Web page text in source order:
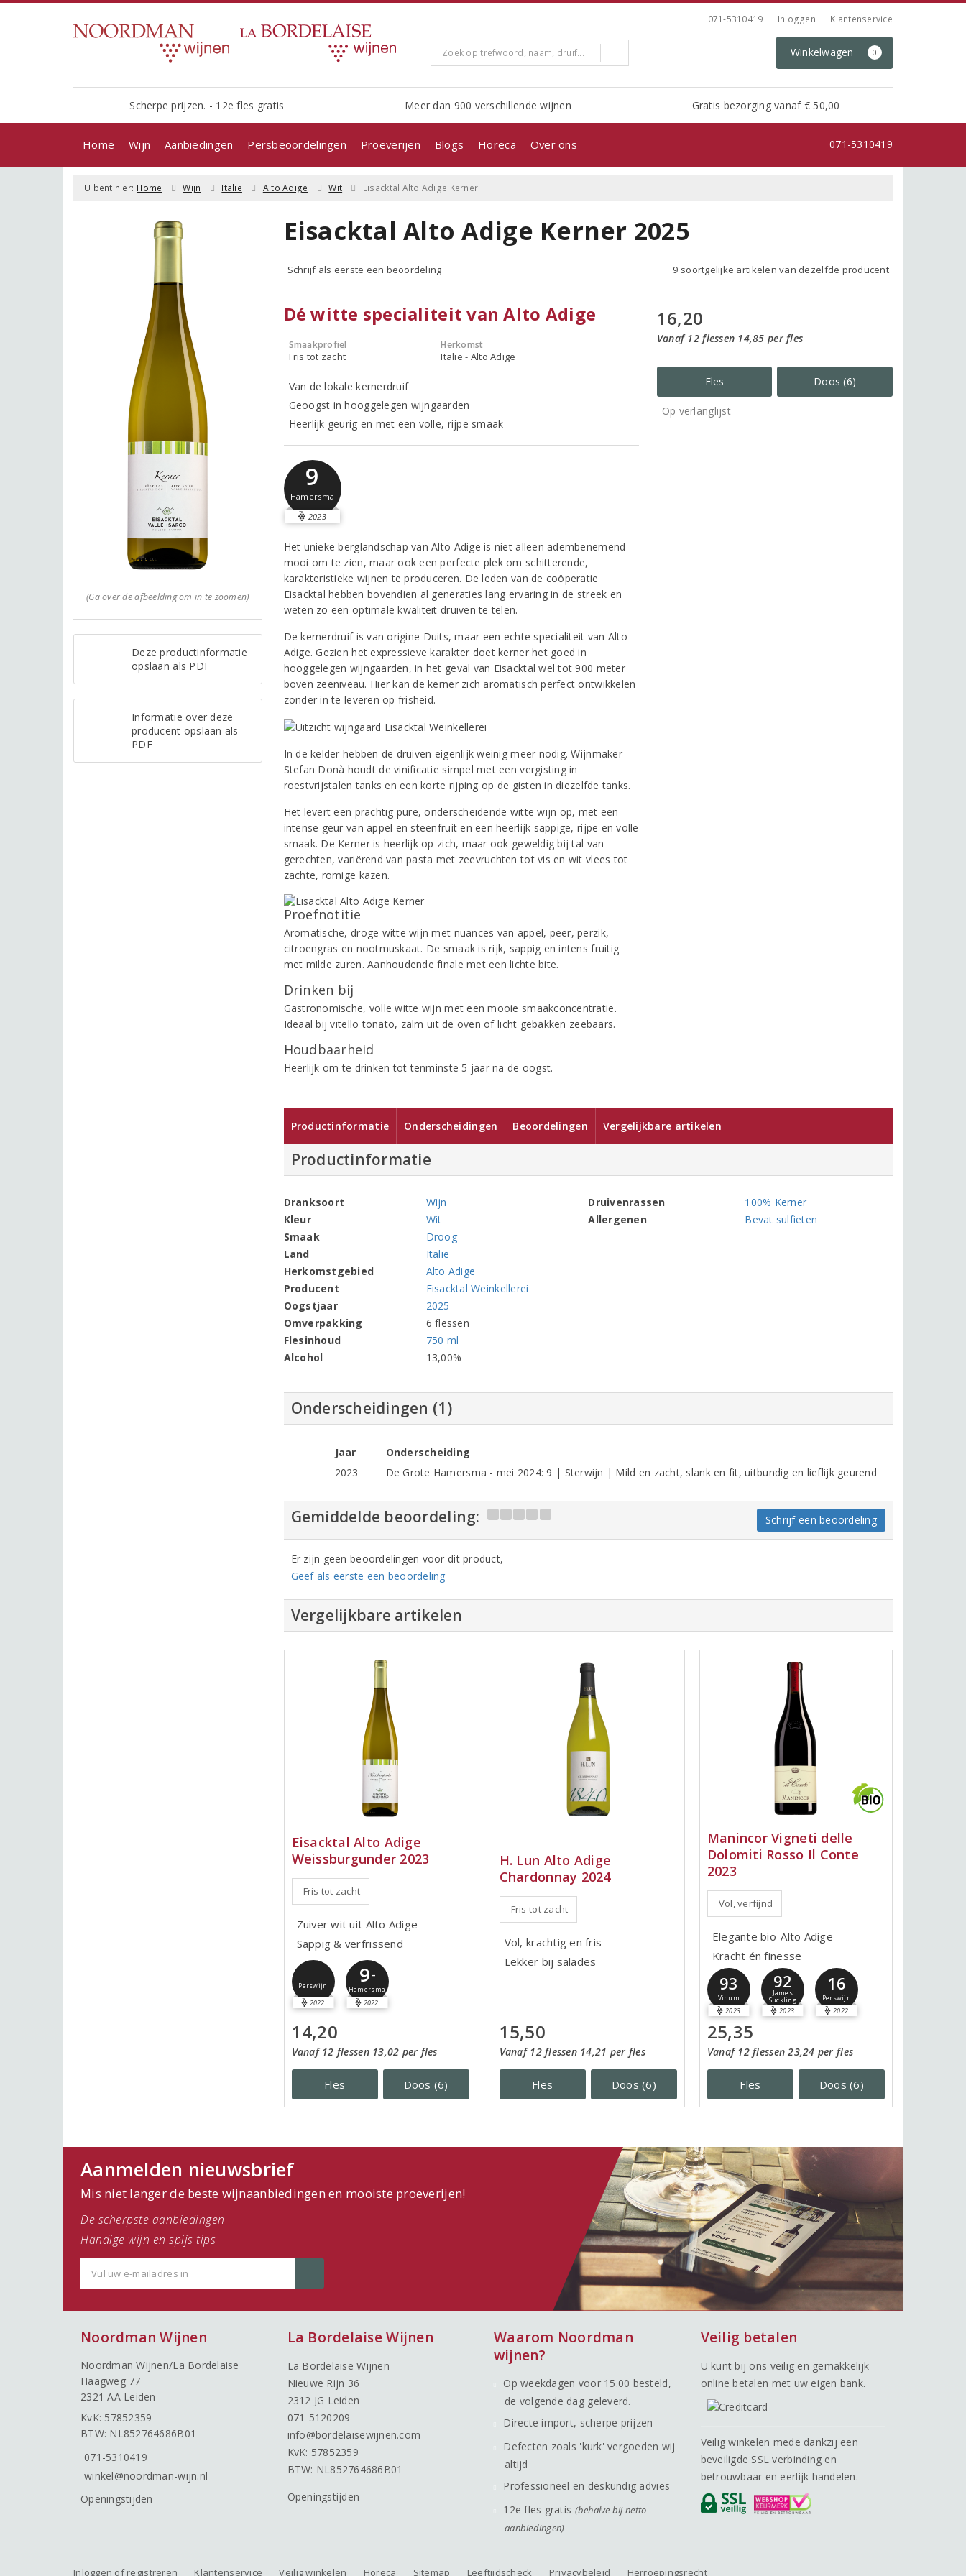
071-5310419 Inloggen Klantenservice
Winkelwagen 0
Scherpe prijzen. - 12e fles gratis Meer dan 900 verschillende wijnen Gratis bezorging vanaf € 50,00
Home Wijn Aanbiedingen Persbeoordelingen Proeverijen Blogs Horeca Over ons 071-5310419
U bent hier: Home Wijn Italië Alto Adige Wit Eisacktal Alto Adige Kerner
(Ga over de afbeelding om in te zoomen)
Deze productinformatie
opslaan als PDF
Informatie over deze
producent opslaan als
PDF
Eisacktal Alto Adige Kerner 2025
Schrijf als eerste een beoordeling 9 soortgelijke artikelen van dezelfde producent
Dé witte specialiteit van Alto Adige
Smaakprofiel
Fris tot zacht
Herkomst
Italië - Alto Adige
Van de lokale kernerdruif
Geoogst in hooggelegen wijngaarden
Heerlijk geurig en met een volle, rijpe smaak
9
Hamersma
2023
Het unieke berglandschap van Alto Adige is niet alleen adembenemend
mooi om te zien, maar ook een perfecte plek om schitterende,
karakteristieke wijnen te produceren. De leden van de coöperatie
Eisacktal hebben bovendien al generaties lang ervaring in de streek en
weten zo een optimale kwaliteit druiven te telen.
De kernerdruif is van origine Duits, maar een echte specialiteit van Alto
Adige. Gezien het expressieve karakter doet kerner het goed in
hooggelegen wijngaarden, in het geval van Eisacktal wel tot 900 meter
boven zeeniveau. Hier kan de kerner zich aromatisch perfect ontwikkelen
zonder in te leveren op frisheid.
In de kelder hebben de druiven eigenlijk weinig meer nodig. Wijnmaker
Stefan Donà houdt de vinificatie simpel met een vergisting in
roestvrijstalen tanks en een korte rijping op de gisten in diezelfde tanks.
Het levert een prachtig pure, onderscheidende witte wijn op, met een
intense geur van appel en steenfruit en een heerlijk sappige, rijpe en volle
smaak. De Kerner is heerlijk op zich, maar ook geweldig bij tal van
gerechten, variërend van pasta met zeevruchten tot vis en wit vlees tot
zachte, romige kazen.
Proefnotitie
Aromatische, droge witte wijn met nuances van appel, peer, perzik,
citroengras en nootmuskaat. De smaak is rijk, sappig en intens fruitig
met milde zuren. Aanhoudende finale met een lichte bite.
Drinken bij
Gastronomische, volle witte wijn met een mooie smaakconcentratie.
Ideaal bij vitello tonato, zalm uit de oven of licht gebakken zeebaars.
Houdbaarheid
Heerlijk om te drinken tot tenminste 5 jaar na de oogst.
16,20
Vanaf 12 flessen 14,85 per fles
Fles Doos (6)
Op verlanglijst
Productinformatie Onderscheidingen Beoordelingen Vergelijkbare artikelen
Productinformatie
Dranksoort
Wijn
Kleur
Wit
Smaak
Droog
Land
Italië
Herkomstgebied
Alto Adige
Producent
Eisacktal Weinkellerei
Oogstjaar
2025
Omverpakking
6 flessen
Flesinhoud
750 ml
Alcohol
13,00%
Druivenrassen
100% Kerner
Allergenen
Bevat sulfieten
Onderscheidingen (1)
Jaar
Onderscheiding
2023
De Grote Hamersma - mei 2024: 9 | Sterwijn | Mild en zacht, slank en fit, uitbundig en lieflijk geurend
Gemiddelde beoordeling: Schrijf een beoordeling
Er zijn geen beoordelingen voor dit product,
Geef als eerste een beoordeling
Vergelijkbare artikelen
Eisacktal Alto Adige
Weissburgunder 2023
Fris tot zacht
Zuiver wit uit Alto Adige
Sappig & verfrissend
Perswijn
2022
9 -
Hamersma
2022
14,20
Vanaf 12 flessen 13,02 per fles
Fles Doos (6)
H. Lun Alto Adige
Chardonnay 2024
Fris tot zacht
Vol, krachtig en fris
Lekker bij salades
15,50
Vanaf 12 flessen 14,21 per fles
Fles Doos (6)
Manincor Vigneti delle
Dolomiti Rosso Il Conte
2023
Vol, verfijnd
Elegante bio-Alto Adige
Kracht én finesse
93
Vinum
2023
92
James
Suckling
2023
16
Perswijn
2022
25,35
Vanaf 12 flessen 23,24 per fles
Fles Doos (6)
Aanmelden nieuwsbrief
Mis niet langer de beste wijnaanbiedingen en mooiste proeverijen!
De scherpste aanbiedingen
Handige wijn en spijs tips
Noordman Wijnen
Noordman Wijnen/La Bordelaise
Haagweg 77
2321 AA Leiden
KvK: 57852359
BTW: NL852764686B01
071-5310419
winkel@noordman-wijn.nl
Openingstijden
La Bordelaise Wijnen
La Bordelaise Wijnen
Nieuwe Rijn 36
2312 JG Leiden
071-5120209
info@bordelaisewijnen.com
KvK: 57852359
BTW: NL852764686B01
Openingstijden
Waarom Noordman
wijnen?
Op weekdagen voor 15.00 besteld,
de volgende dag geleverd.
Directe import, scherpe prijzen
Defecten zoals 'kurk' vergoeden wij
altijd
Professioneel en deskundig advies
12e fles gratis (behalve bij netto
aanbiedingen)
Veilig betalen
U kunt bij ons veilig en gemakkelijk
online betalen met uw eigen bank.
Veilig winkelen mede dankzij een
beveiligde SSL verbinding en
betrouwbaar en eerlijk handelen.
Inloggen of registreren Klantenservice Veilig winkelen Horeca Sitemap Leeftijdscheck Privacybeleid Herroepingsrecht